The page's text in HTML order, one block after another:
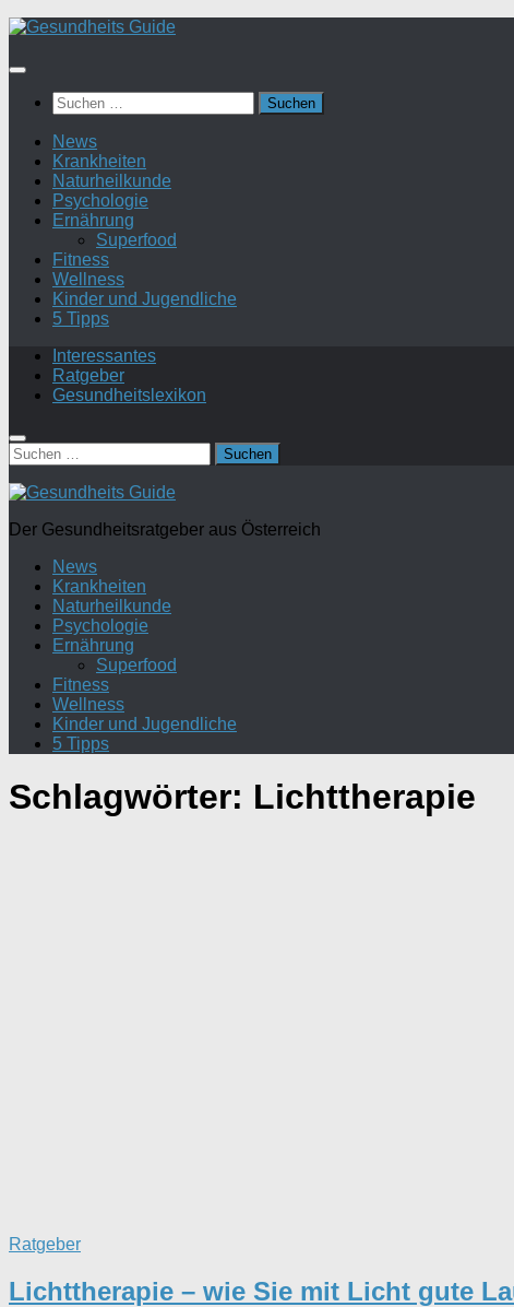
Suchen
nach:
News
Krankheiten
Naturheilkunde
Psychologie
Ernährung
Superfood
Fitness
Wellness
Kinder und Jugendliche
5 Tipps
Interessantes
Ratgeber
Gesundheitslexikon
Suchen
nach:
Der Gesundheitsratgeber aus Österreich
News
Krankheiten
Naturheilkunde
Psychologie
Ernährung
Superfood
Fitness
Wellness
Kinder und Jugendliche
5 Tipps
Schlagwörter: Lichttherapie
Ratgeber
Lichttherapie – wie Sie mit Licht gute